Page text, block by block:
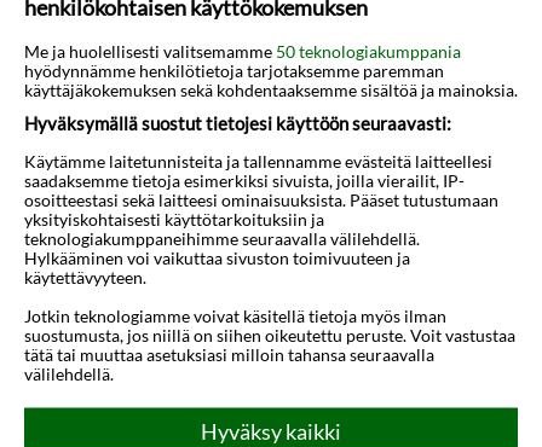
◀︎
Astir Beach Hotel
Analipsi ,Kreeta,Kreikka
Heraklion Kreeta
henkilökohtaisen käyttökokemuksen
Me ja huolellisesti valitsemamme 50 teknologiakumppania
hyödynnämme henkilötietoja tarjotaksemme paremman
käyttäjäkokemuksen sekä kohdentaaksemme sisältöä ja mainoksia.
Hyväksymällä suostut tietojesi käyttöön seuraavasti:
Käytämme laitetunnisteita ja tallennamme evästeitä laitteellesi
saadaksemme tietoja esimerkiksi sivuista, joilla vierailit, IP-
osoitteestasi sekä laitteesi ominaisuuksista. Pääset tutustumaan
yksityiskohtaisesti käyttötarkoituksiin ja
teknologiakumppaneihimme seuraavalla välilehdellä.
Hylkääminen voi vaikuttaa sivuston toimivuuteen ja
käytettävyyteen.
Jotkin teknologiamme voivat käsitellä tietoja myös ilman
suostumusta, jos niillä on siihen oikeutettu peruste. Voit vastustaa
tätä tai muuttaa asetuksiasi milloin tahansa seuraavalla
välilehdellä.
Hyväksy kaikki